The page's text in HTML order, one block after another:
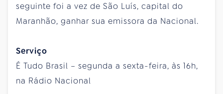
seguinte foi a vez de São Luís, capital do
Maranhão, ganhar sua emissora da Nacional.
Serviço
É Tudo Brasil – segunda a sexta-feira, às 16h,
na Rádio Nacional